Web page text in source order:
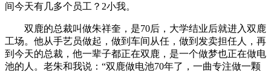
间今天有几多个员工？2小我。
双鹿的总裁叫做朱祥奎，是70后，大学结业后就进入双鹿
工场。他从手艺员做起，做到车间从任，做到发卖担任人，再
到今天的总裁，他一辈子都正在双鹿，是一个做梦也正在做电
池的人。老朱和我说：“双鹿做电池70年了，一曲专注做一颗